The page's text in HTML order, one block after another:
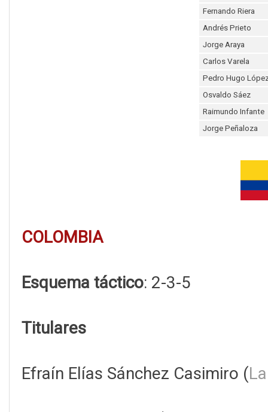
Fernando Riera
Andrés Prieto
Jorge Araya
Carlos Varela
Pedro Hugo
Osvaldo Sáez
Raimundo Infante
Jorge Peñaloza
COLOMBIA
Esquema táctico: 2-3-5
Titulares
Efraín Elías Sánchez Casimiro (